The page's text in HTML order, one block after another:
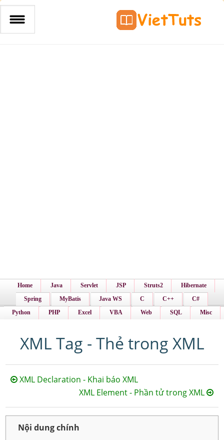
Home Java Servlet JSP Struts2
Hibernate
Spring
MyBatis Java WS C C++
C#
Python
PHP Excel VBA Web SQL Misc
XML Tag - Thẻ trong XML
XML Declaration - Khai báo XML
XML Element - Phần tử trong XML
Nội dung chính